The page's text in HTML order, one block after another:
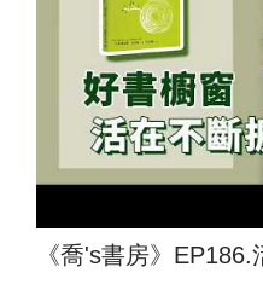
《喬's書房》